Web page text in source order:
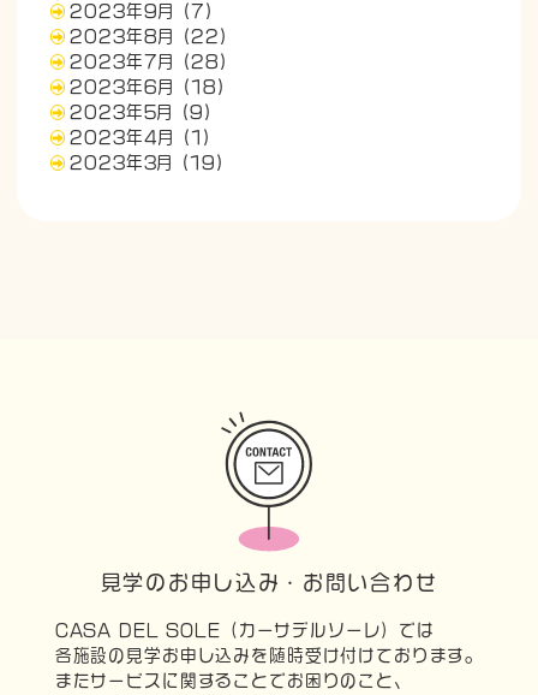
2023年9月
(7)
2023年8月
(22)
2023年7月
(28)
2023年6月
(18)
2023年5月
(9)
2023年4月
(1)
2023年3月
(19)
見学のお申し込み・お問い合わせ
CASA DEL SOLE（カーサデルソーレ）では
各施設の見学お申し込みを随時受け付けております。
またサービスに関することでお困りのこと、